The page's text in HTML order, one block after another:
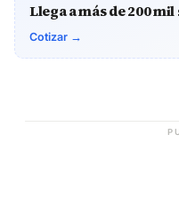
Llega a más de 200
Cotizar →